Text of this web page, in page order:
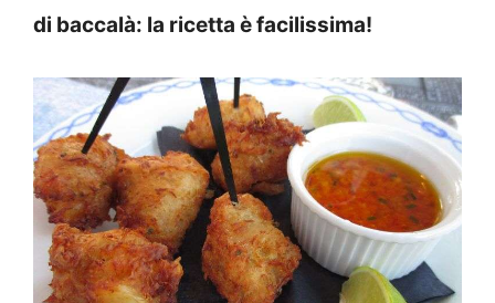
di baccalà: la ricetta è facilissima!